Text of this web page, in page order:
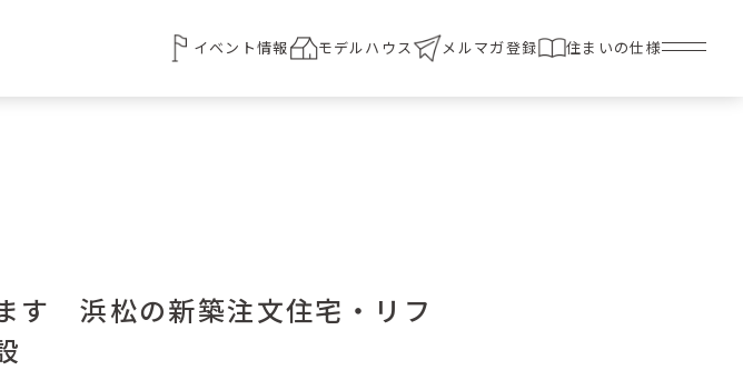
イベント情報 モデルハウス メルマガ登録 住まいの仕様
す 浜松の新築注文住宅・リフ